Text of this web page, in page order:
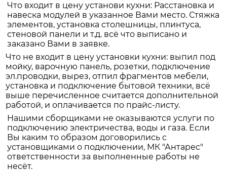
Что входит в цену установи кухни: Расстановка и
навеска модулей в указанное Вами место. Стяжка
элементов, установка столешницы, плинтуса,
стеновой панели и т.д. всё что выписано и
заказано Вами в заявке.
Что не входит в цену установки кухни: выпил под
мойку, варочную панель, розетки, подключение
эл.проводки, вырез, отпил фрагментов мебели,
установка и подключение бытовой техники, всё
выше перечисленное считается дополнительной
работой, и оплачивается по прайс-листу.
Нашими сборщиками не оказываются услуги по
подключению электричества, воды и газа. Если
Вы каким то образом договорились с
установщиками о подключении, МК "Антарес"
ответственности за выполненные работы не
несёт.